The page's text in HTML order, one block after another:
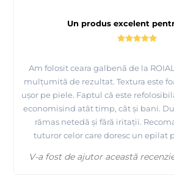
Un produs excelent
Am folosit ceara galbenă de la
mulțumită de rezultat. Textura este
ușor pe piele. Faptul că este
economisind atât timp, cât și bani.
rămas netedă și fără iritații.
tuturor celor care doresc un epilat
V-a fost de ajutor această